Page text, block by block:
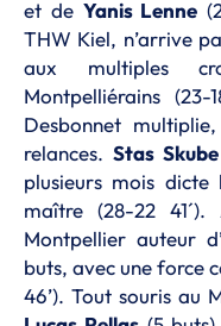
et de Yanis Lenne
THW Kiel, n’arrive
aux multiples
Montpelliérains
Desbonnet
relances.Stas Skube
plusieurs mois dicte
maître (28-22
Montpellier auteur
buts, avec une force
46’). Tout souris au